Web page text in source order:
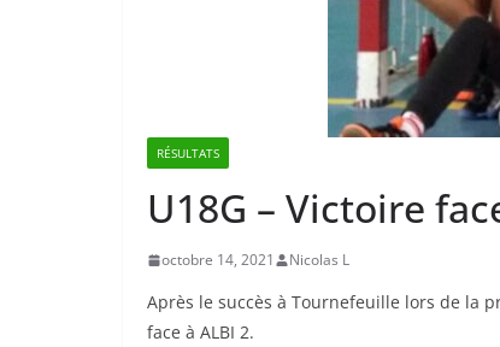
RÉSULTATS
U18G – Victoire
octobre 14, 2021 Nicolas L
Après le succès à Tournefeuille lors de la
face à ALBI 2.